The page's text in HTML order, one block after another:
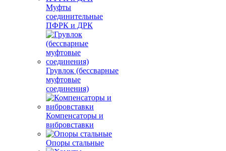
Муфты
соединительные
ПФРК и ДРК
Грувлок (бессварные
муфтовые
соединения)
Компенсаторы и
вибровставки
Опоры стальные